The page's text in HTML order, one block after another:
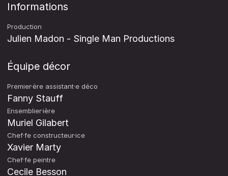
Informations
Production
Julien Madon - Single Man Productions
Équipe décor
Premier·ère assistant·e déco
Fanny Stauff
Ensemblier·ière
Muriel Gilabert
Chef·fe constructeur·ice
Xavier Marty
Chef·fe peintre
Cecile Besson